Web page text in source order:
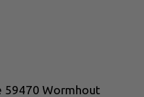
59470 Wormhout